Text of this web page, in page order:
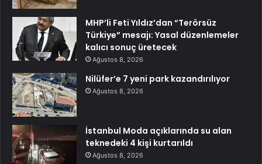
MHP’li Feti Yıldız’dan “Terörsüz
Türkiye” mesajı: Yasal düzenlemeler
kalıcı sonuç üretecek
Ağustos 8, 2026
Nilüfer’e 7 yeni park kazandırılıyor
Ağustos 8, 2026
İstanbul Moda açıklarında su alan
teknedeki 4 kişi kurtarıldı
Ağustos 8, 2026